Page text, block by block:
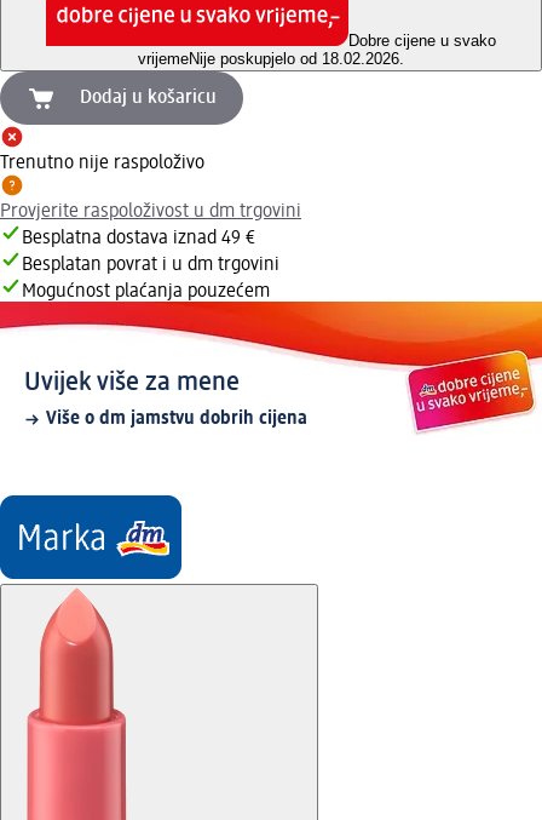
Dobre cijene u svako
vrijemeNije poskupjelo od 18.02.2026.
Dodaj u košaricu
Trenutno nije raspoloživo
Provjerite raspoloživost u dm trgovini
Besplatna dostava iznad 49 €
Besplatan povrat i u dm trgovini
Mogućnost plaćanja pouzećem
Uvijek više za mene
Više o dm jamstvu dobrih cijena